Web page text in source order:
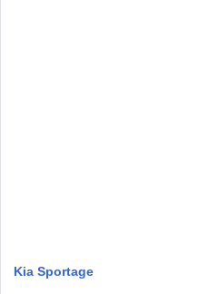
Kia Sportage